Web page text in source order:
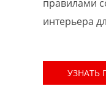
правилами
интерьера
УЗНАТЬ